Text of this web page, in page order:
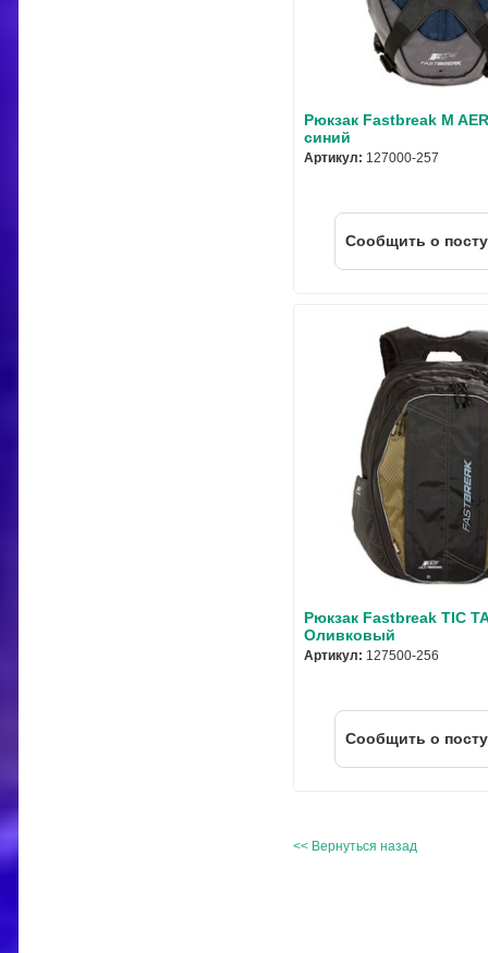
Рюкзак Fastbreak M
синий
Артикул: 127000-257
Cообщить о
Рюкзак Fastbreak TIC
Оливковый
Артикул: 127500-256
Cообщить о
<< Вернуться назад